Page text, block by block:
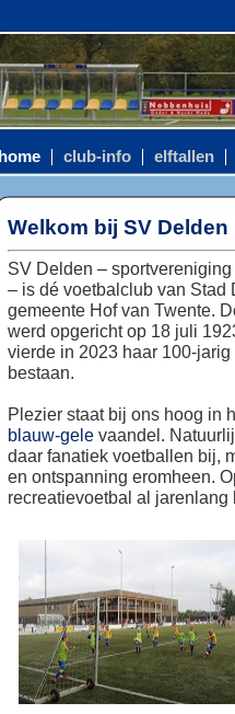
home club-info elftallen
Welkom bij SV Delden
SV Delden –
– is dé voetbalclub van Stad
gemeente Hof van Twente.
werd opgericht op 18 juli
vierde in 2023 haar 100-jarig
bestaan.
Plezier staat bij ons hoog in
blauw-gele vaandel.
daar fanatiek voetballen bij,
en ontspanning eromheen.
recreatievoetbal al jarenlang